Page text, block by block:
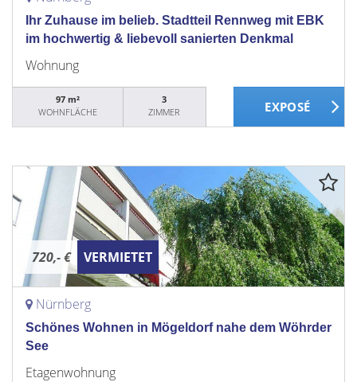
Ihr Zuhause im belieb. Stadtteil Rennweg mit EBK
im hochwertig & liebevoll sanierten Denkmal
Wohnung
97 m²
WOHNFLÄCHE
3
ZIMMER
720,- € VERMIETET
Nürnberg
Schönes Wohnen in Mögeldorf nahe dem Wöhrder
See
Etagenwohnung